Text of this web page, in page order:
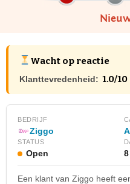
Wacht op reactie
Klanttevredenheid: 1.0/10
BEDRIJF
Ziggo
STATUS
Open
Een klant van Ziggo heeft